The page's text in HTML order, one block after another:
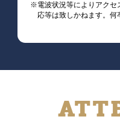
※電波状況等によりアクセ
応等は致しかねます。何